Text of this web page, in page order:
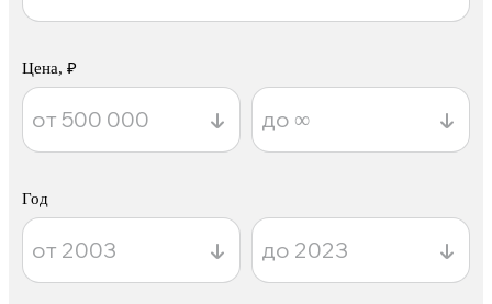
Цена, ₽
Год